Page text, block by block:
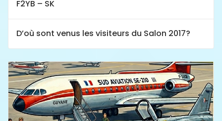
F2YB – SK
D’où sont venus les visiteurs du Salon 2017?